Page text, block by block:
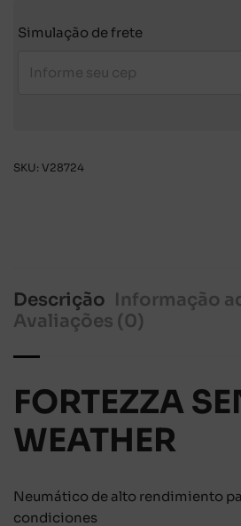
Simulação de frete
SKU: V28724
Descrição Informação
Avaliações (0)
FORTEZZA
WEATHER
Neumático de alto rendimiento
condiciones